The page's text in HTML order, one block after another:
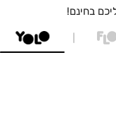
בחינם!